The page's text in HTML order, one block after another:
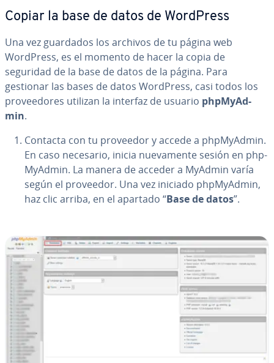
Copiar la base de datos de WordPress
Una vez guardados los archivos de tu página web
WordPress, es el momento de hacer la copia de
seguridad de la base de datos de la página. Para
gestionar las bases de datos WordPress, casi todos los
pro­vee­do­res utilizan la interfaz de usuario ph­p­M­yA­d­
min.
Contacta con tu proveedor y accede a ph­p­M­yA­d­min.
En caso necesario, inicia nue­va­me­n­te sesión en ph­p­
M­yA­d­min. La manera de acceder a MyAdmin varía
según el proveedor. Una vez iniciado ph­p­M­yA­d­min,
haz clic arriba, en el apartado “Base de datos”.